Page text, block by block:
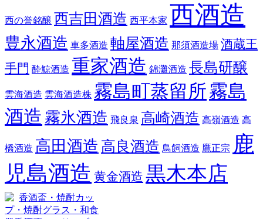
西の誉銘醸 西吉田酒造 西平本家 西酒造
豊永酒造 車多酒造 軸屋酒造 那須酒造場 酒蔵王
手門 酔鯨酒造 重家酒造 錦灘酒造 長島研醸
雲海酒造 雲海酒造株 霧島町蒸留所霧島
酒造 霧氷酒造 飛良泉 高崎酒造 高嶺酒造 高
橋酒造 高田酒造 高良酒造 鳥飼酒造 鷹正宗 鹿
児島酒造 黄金酒造 黒木本店